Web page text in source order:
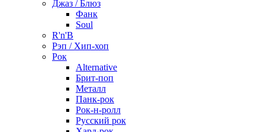
Джаз / Блюз
Фанк
Soul
R'n'B
Рэп / Хип-хоп
Рок
Alternative
Брит-поп
Металл
Панк-рок
Рок-н-ролл
Русский рок